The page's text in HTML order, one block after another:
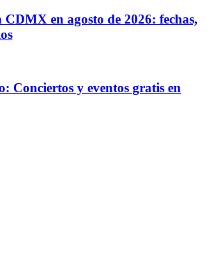
CDMX en agosto de 2026: fechas,
Conciertos y eventos gratis en